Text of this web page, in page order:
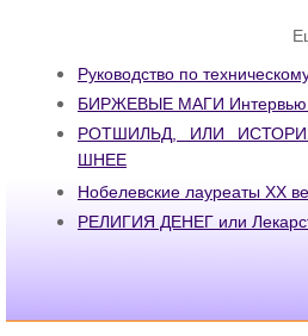
Руководство по
БИРЖЕВЫЕ МАГИ Интервью
РОТШИЛЬД, ИЛИ
ШНЕЕ
Нобелевские лауреаты ХХ
РЕЛИГИЯ ДЕНЕГ или